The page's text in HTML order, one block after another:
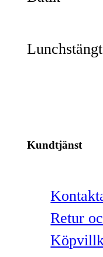
Lunchstängt
Kundtjänst
Retur